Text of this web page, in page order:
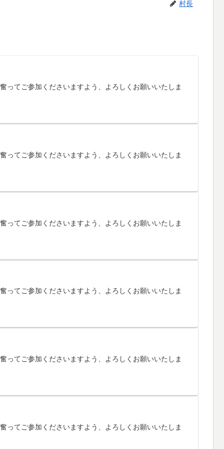
村長
ってご参加くださいますよう、よろしくお願いいたしま
ってご参加くださいますよう、よろしくお願いいたしま
ってご参加くださいますよう、よろしくお願いいたしま
ってご参加くださいますよう、よろしくお願いいたしま
ってご参加くださいますよう、よろしくお願いいたしま
ってご参加くださいますよう、よろしくお願いいたしま